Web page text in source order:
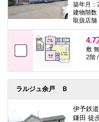
築年月：
建物階数
取扱店舗
4.7
敷
2階
ラルジュ余戸 Ｂ
伊予鉄
鎌田 徒